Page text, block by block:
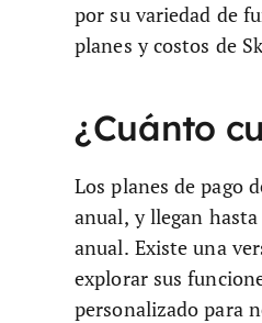
por su variedad de
planes y costos de
¿Cuánto
Los planes de pago
anual, y llegan
anual. Existe una
explorar sus
personalizado para